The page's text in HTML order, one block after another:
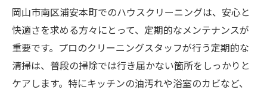
岡山市南区浦安本町でのハウスクリーニングは、安心と
快適さを求める方々にとって、定期的なメンテナンスが
重要です。プロのクリーニングスタッフが行う定期的な
清掃は、普段の掃除では行き届かない箇所をしっかりと
ケアします。特にキッチンの油汚れや浴室のカビなど、